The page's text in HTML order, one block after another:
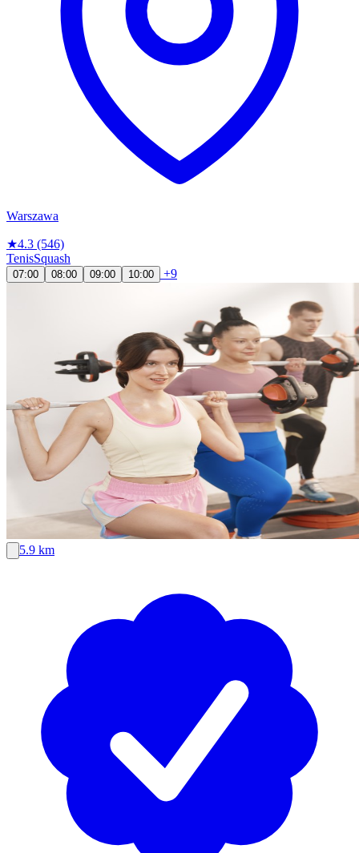
Warszawa
★4.3 (546)
TenisSquash
07:00 08:00 09:00 10:00 +9
5.9 km